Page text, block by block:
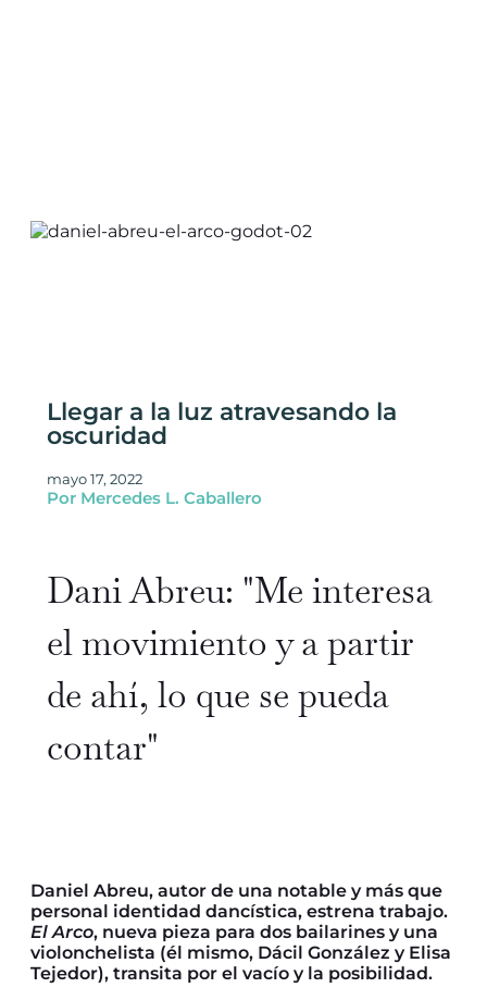
Llegar a la luz atravesando la
oscuridad
mayo 17, 2022
Por Mercedes L. Caballero
Dani Abreu: "Me interesa
el movimiento y a partir
de ahí, lo que se pueda
contar"
Daniel Abreu, autor de una notable y más que
personal identidad dancística, estrena trabajo.
El Arco, nueva pieza para dos bailarines y una
violonchelista (él mismo, Dácil González y Elisa
Tejedor), transita por el vacío y la posibilidad.